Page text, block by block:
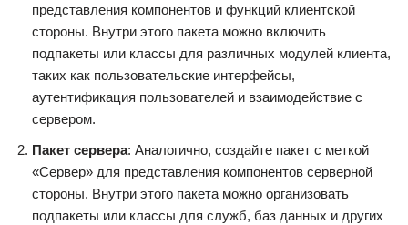
представления компонентов и функций клиентской
стороны. Внутри этого пакета можно включить
подпакеты или классы для различных модулей клиента,
таких как пользовательские интерфейсы,
аутентификация пользователей и взаимодействие с
сервером.
Пакет сервера: Аналогично, создайте пакет с меткой
«Сервер» для представления компонентов серверной
стороны. Внутри этого пакета можно организовать
подпакеты или классы для служб, баз данных и других